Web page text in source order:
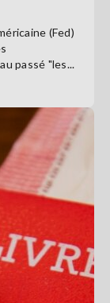
(Fed)
passé "les...